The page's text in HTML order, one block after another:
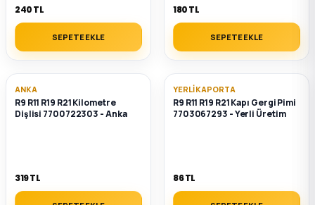
240 TL
SEPETE EKLE
180 TL
SEPETE EKLE
ANKA
R9 R11 R19 R21 Kilometre
Dişlisi 7700722303 - Anka
319 TL
YERLI KAPORTA
R9 R11 R19 R21 Kapı Gergi Pimi
7703067293 - Yerli Üretim
86 TL